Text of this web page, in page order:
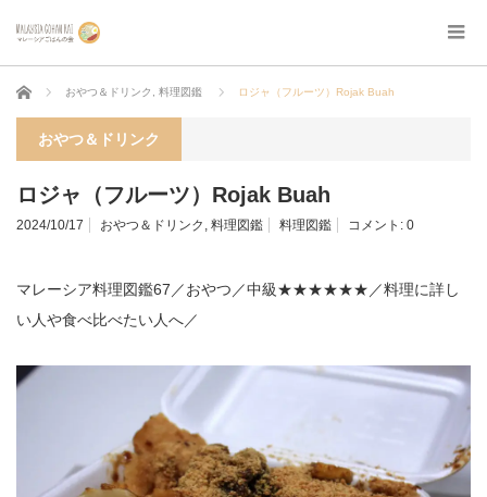
ホーム おやつ＆ドリンク 料理図鑑 ロジャ（フルーツ）Rojak Buah
おやつ＆ドリンク
ロジャ（フルーツ）Rojak Buah
2024/10/17 おやつ＆ドリンク , 料理図鑑 料理図鑑 コメント: 0
マレーシア料理図鑑67／おやつ／中級★★★★★★／料理に詳し
い人や食べ比べたい人へ／